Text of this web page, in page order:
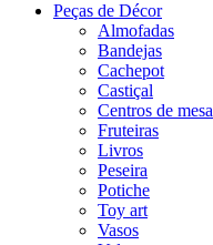
Peças de Décor
Almofadas
Bandejas
Cachepot
Castiçal
Centros de mesa
Fruteiras
Livros
Peseira
Potiche
Toy art
Vasos